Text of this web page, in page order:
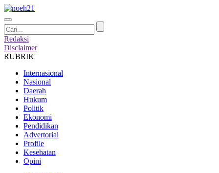
Redaksi
Disclaimer
RUBRIK
Internasional
Nasional
Daerah
Hukum
Politik
Ekonomi
Pendidikan
Advertorial
Profile
Kesehatan
Opini